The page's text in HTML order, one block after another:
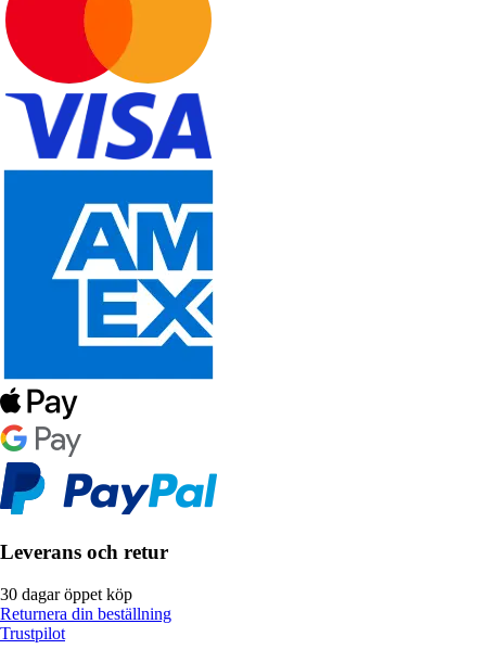
Leverans och retur
30 dagar öppet köp
Returnera din beställning
Trustpilot